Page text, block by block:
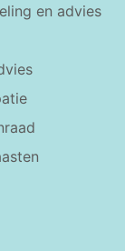
en advies